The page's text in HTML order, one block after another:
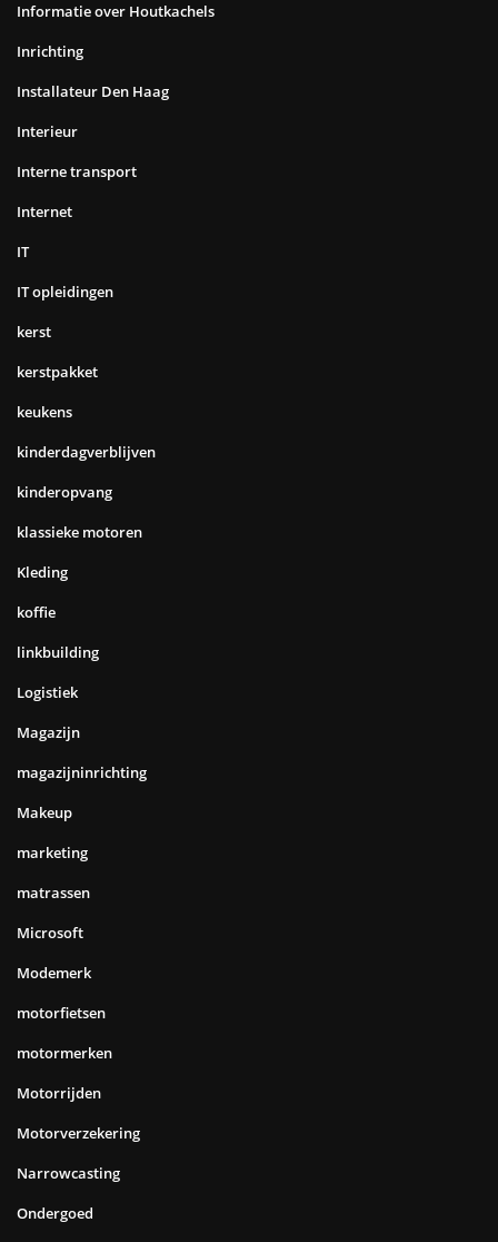
Informatie over Houtkachels
Inrichting
Installateur Den Haag
Interieur
Interne transport
Internet
IT
IT opleidingen
kerst
kerstpakket
keukens
kinderdagverblijven
kinderopvang
klassieke motoren
Kleding
koffie
linkbuilding
Logistiek
Magazijn
magazijninrichting
Makeup
marketing
matrassen
Microsoft
Modemerk
motorfietsen
motormerken
Motorrijden
Motorverzekering
Narrowcasting
Ondergoed